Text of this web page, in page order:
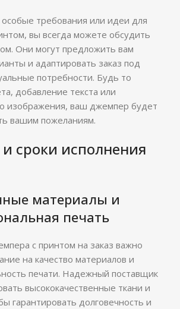
особые требования или идеи для
вы всегда можете обсудить
Они могут предложить вам
и адаптировать заказ под
потребности. Будь то
добавление текста или
изображения, ваш джемпер будет
вашим пожеланиям.
и сроки исполнения
материалы и
печать
с принтом на заказ важно
на качество материалов и
печати. Надежный поставщик
высококачественные ткани и
гарантировать долговечность и